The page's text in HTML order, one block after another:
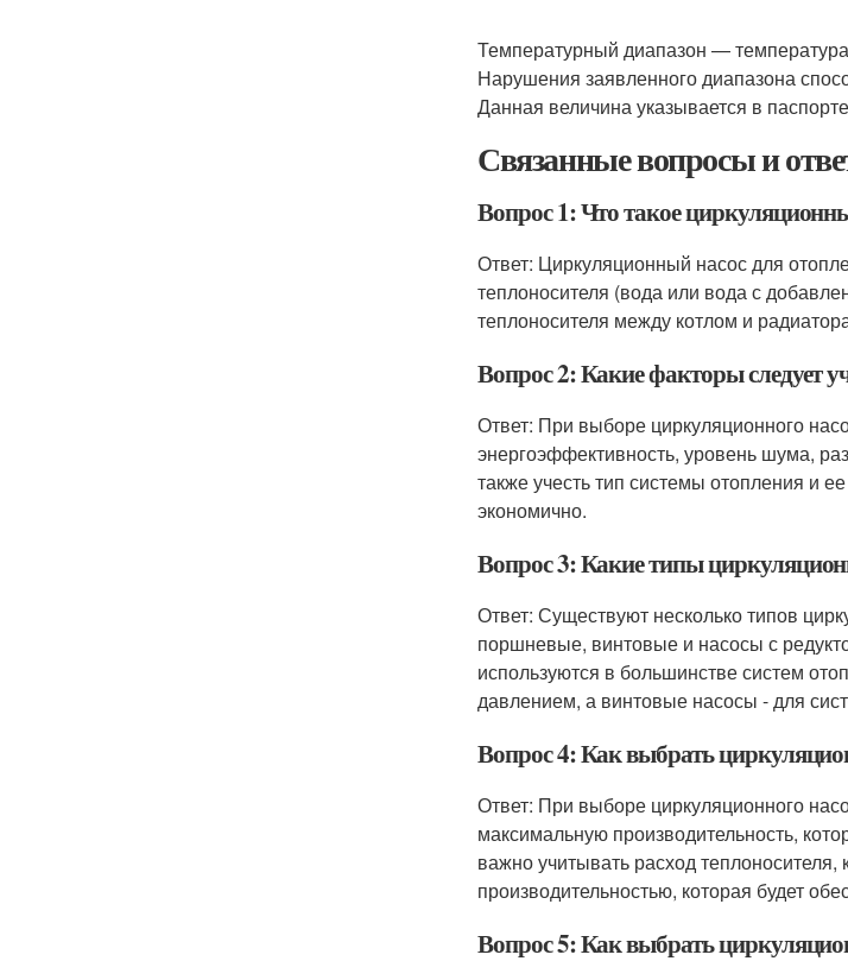
Температурный диапазон —
Нарушения заявленного диапазона
Данная величина указывается в
Связанные вопросы и
Вопрос 1: Что такое
Ответ: Циркуляционный насос для
теплоносителя (вода или вода с
теплоносителя между котлом и
Вопрос 2: Какие факторы следует
Ответ: При выборе циркуляционного
энергоэффективность, уровень шума,
также учесть тип системы отопления и
экономично.
Вопрос 3: Какие типы
Ответ: Существуют несколько типов
поршневые, винтовые и насосы с
используются в большинстве систем
давлением, а винтовые насосы - для
Вопрос 4: Как выбрать
Ответ: При выборе циркуляционного
максимальную производительность,
важно учитывать расход
производительностью, которая будет
Вопрос 5: Как выбрать